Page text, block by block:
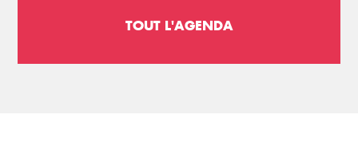
TOUT L'AGENDA